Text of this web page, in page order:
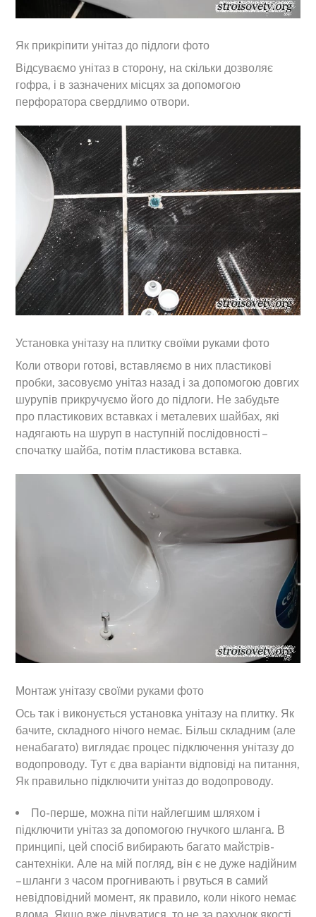
Як прикріпити унітаз до підлоги фото
Відсуваємо унітаз в сторону, на скільки дозволяє
гофра, і в зазначених місцях за допомогою
перфоратора свердлимо отвори.
Установка унітазу на плитку своїми руками фото
Коли отвори готові, вставляємо в них пластикові
пробки, засовуємо унітаз назад і за допомогою довгих
шурупів прикручуємо його до підлоги. Не забудьте
про пластикових вставках і металевих шайбах, які
надягають на шуруп в наступній послідовності –
спочатку шайба, потім пластикова вставка.
Монтаж унітазу своїми руками фото
Ось так і виконується установка унітазу на плитку. Як
бачите, складного нічого немає. Більш складним (але
ненабагато) виглядає процес підключення унітазу до
водопроводу. Тут є два варіанти відповіді на питання,
Як правильно підключити унітаз до водопроводу.
По-перше, можна піти найлегшим шляхом і
підключити унітаз за допомогою гнучкого шланга. В
принципі, цей спосіб вибирають багато майстрів-
сантехніки. Але на мій погляд, він є не дуже надійним
– шланги з часом прогнивають і рвуться в самий
невідповідний момент, як правило, коли нікого немає